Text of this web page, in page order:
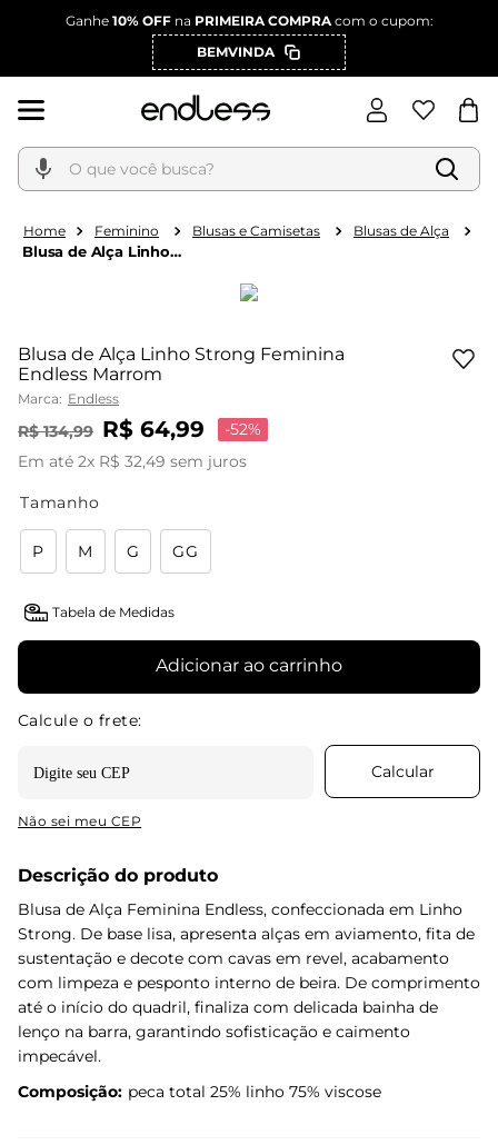
Ganhe 10% OFFna PRIMEIRA COMPRAcom o cupom:
BEMVINDA
O que você busca?
Feminino Blusas e Camisetas Blusas de Alça
Blusa de Alça Linho
Blusa de Alça Linho Strong Feminina
Endless Marrom
Marca: Endless
R$ 134,99 R$ 64,99 -52%
Em até 2x R$ 32,49 sem juros
Tamanho
P M G GG
Tabela de Medidas
Adicionar ao carrinho
Não sei meu CEP
Descrição do produto
Blusa de Alça Feminina Endless, confeccionada em Linho
Strong. De base lisa, apresenta alças em aviamento, fita de
sustentação e decote com cavas em revel, acabamento
com limpeza e pesponto interno de beira. De comprimento
até o início do quadril, finaliza com delicada bainha de
lenço na barra, garantindo sofisticação e caimento
impecável.
Composição: peca total 25% linho 75% viscose